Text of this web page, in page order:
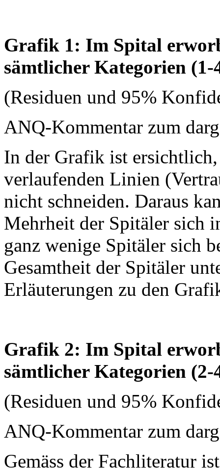
Grafik 1: Im Spital
sämtlicher Kategorien (1-
(Residuen und 95%
ANQ-Kommentar zum
In der Grafik ist
verlaufenden Linien
nicht schneiden. Daraus
Mehrheit der Spitäler sich
ganz wenige Spitäler sich
Gesamtheit der Spitäler
Erläuterungen zu den
Grafik 2: Im Spital
sämtlicher Kategorien (2-
(Residuen und 95%
ANQ-Kommentar zum
Gemäss der Fachliteratur